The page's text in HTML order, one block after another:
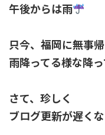
午後からは雨
只今、福岡に無事
雨降ってる様な降
さて、珍しく
ブログ更新が遅く